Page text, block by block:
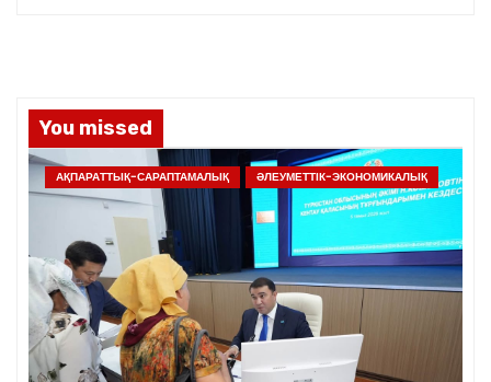
You missed
АҚПАРАТТЫҚ-САРАПТАМАЛЫҚ ӘЛЕУМЕТТІК-ЭКОНОМИКАЛЫҚ